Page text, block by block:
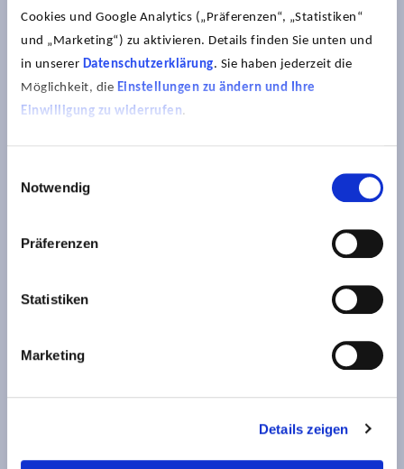
Cookies und Google Analytics („Präferenzen“, „Statistiken“
und „Marketing“) zu aktivieren. Details finden Sie unten und
in unserer Datenschutzerklärung. Sie haben jederzeit die
Möglichkeit, die Einstellungen zu ändern und Ihre
Einwilligung zu widerrufen.
Notwendig
Präferenzen
Statistiken
Marketing
Details zeigen